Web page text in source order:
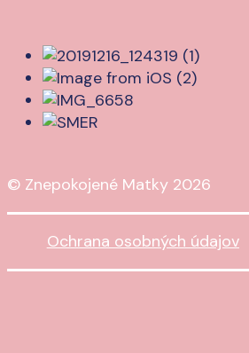
© Znepokojené Matky 2026
Ochrana osobných údajov